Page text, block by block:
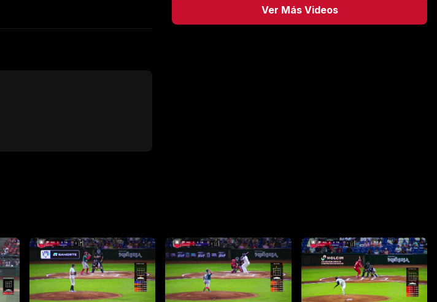
Ver Más Videos